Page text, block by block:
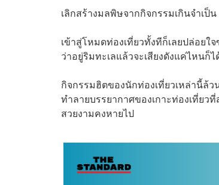
เลิกสร้างมลพิษจากกิจกรรมเกินจำเป็น
เข้าสู่โหมดท่องเที่ยวทั้งทีก็เลยปล่อย
ว่าอยู่ริมทะเลแล้วจะเสียงดังแค่ไหนก็ไ
กิจกรรมฮิตของนักท่องเที่ยวเหล่านี้ล้
ทำลายบรรยากาศของเกาะท่องเที่ยว
สวยงามคงหายไป